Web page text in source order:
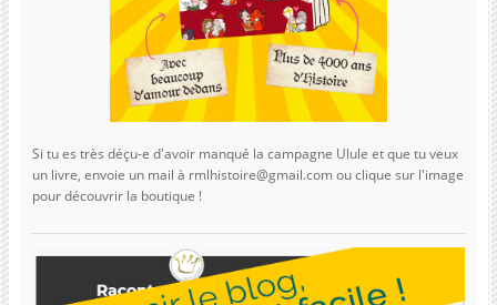
Si tu es très déçu-e d'avoir manqué la campagne Ulule et que tu veux
un livre, envoie un mail à rmlhistoire@gmail.com ou clique sur l'image
pour découvrir la boutique !